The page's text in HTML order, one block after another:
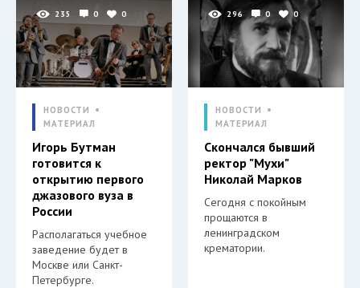
235 0 0
НОВОСТИ
МАТЕРИАЛ
Игорь Бутман
готовится к
открытию первого
джазового вуза в
России
Располагаться учебное
заведение будет в
Москве или Санкт-
Петербурге.
296 0 0
НОВОСТИ
МАТЕРИАЛ
Скончался бывший
ректор "Мухи"
Николай Марков
Сегодня с покойным
прощаются в
ленинградском
крематории.